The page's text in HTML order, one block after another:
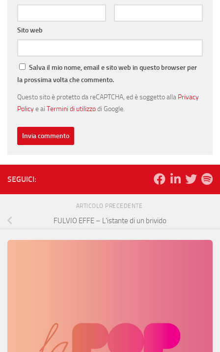
Sito web
Salva il mio nome, email e sito web in questo browser per
la prossima volta che commento.
Questo sito è protetto da reCAPTCHA, ed è soggetto alla Privacy
Policye ai Termini di utilizzodi Google.
SEGUICI:
ARTICOLO PRECEDENTE
FULVIO EFFE – L’istante di un brivido